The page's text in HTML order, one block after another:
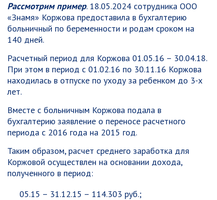
Рассмотрим пример. 18.05.2024 сотрудника ООО
«Знамя» Коржова предоставила в бухгалтерию
больничный по беременности и родам сроком на
140 дней.
Расчетный период для Коржова 01.05.16 – 30.04.18.
При этом в период с 01.02.16 по 30.11.16 Коржова
находилась в отпуске по уходу за ребенком до 3-х
лет.
Вместе с больничным Коржова подала в
бухгалтерию заявление о переносе расчетного
периода с 2016 года на 2015 год.
Таким образом, расчет среднего заработка для
Коржовой осуществлен на основании дохода,
полученного в период:
05.15 – 31.12.15 – 114.303 руб.;